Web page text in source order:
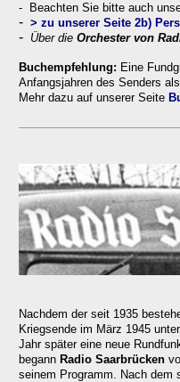
- Beachten Sie bitte auch
- > zu unserer Seite 2b)
- Über die Orchester von
Buchempfehlung: Eine
Anfangsjahren des Senders
Mehr dazu auf unserer Seite
Nachdem der seit 1935
Kriegsende im März 1945
Jahr später eine neue
begann Radio Saarbrücken
seinem Programm. Nach dem